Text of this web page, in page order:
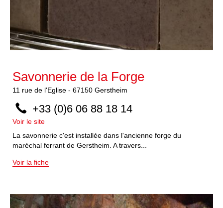
Savonnerie de la Forge
11 rue de l'Eglise - 67150 Gerstheim
+33 (0)6 06 88 18 14
Voir le site
La savonnerie c'est installée dans l'ancienne forge du
maréchal ferrant de Gerstheim. A travers...
Voir la fiche